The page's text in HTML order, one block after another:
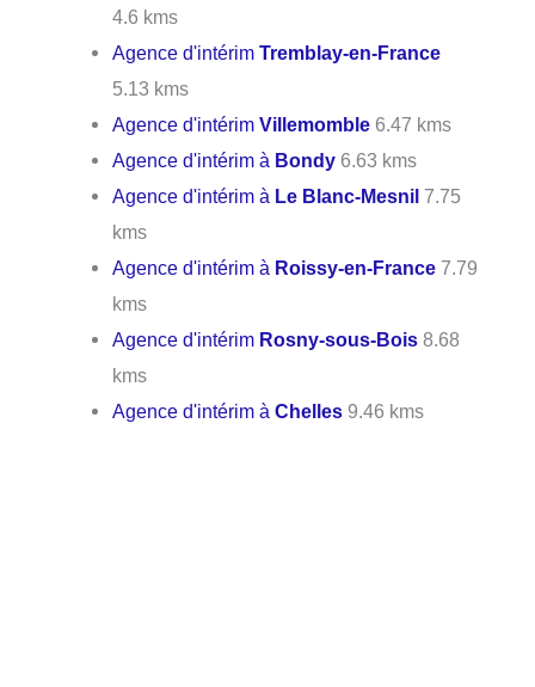
4.6 kms
Agence d'intérimTremblay-en-France
5.13 kms
Agence d'intérimVillemomble 6.47 kms
Agence d'intérim à Bondy 6.63 kms
Agence d'intérim à Le Blanc-Mesnil 7.75
kms
Agence d'intérim à Roissy-en-France 7.79
kms
Agence d'intérim Rosny-sous-Bois 8.68
kms
Agence d'intérim àChelles 9.46 kms